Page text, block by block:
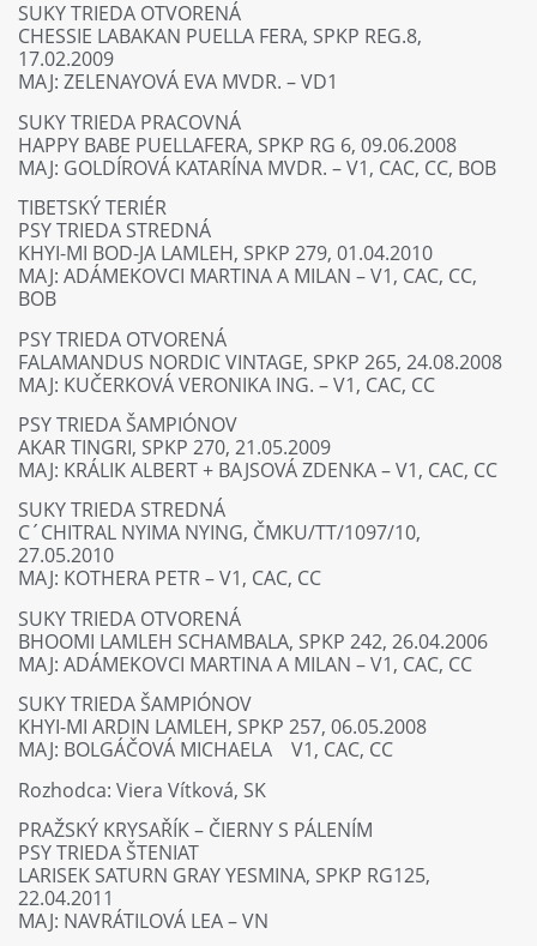
SUKY TRIEDA OTVORENÁ
CHESSIE LABAKAN PUELLA FERA, SPKP REG.8,
17.02.2009
MAJ: ZELENAYOVÁ EVA MVDR. – VD1
SUKY TRIEDA PRACOVNÁ
HAPPY BABE PUELLAFERA, SPKP RG 6, 09.06.2008
MAJ: GOLDÍROVÁ KATARÍNA MVDR. – V1, CAC, CC, BOB
TIBETSKÝ TERIÉR
PSY TRIEDA STREDNÁ
KHYI-MI BOD-JA LAMLEH, SPKP 279, 01.04.2010
MAJ: ADÁMEKOVCI MARTINA A MILAN – V1, CAC, CC,
BOB
PSY TRIEDA OTVORENÁ
FALAMANDUS NORDIC VINTAGE, SPKP 265, 24.08.2008
MAJ: KUČERKOVÁ VERONIKA ING. – V1, CAC, CC
PSY TRIEDA ŠAMPIÓNOV
AKAR TINGRI, SPKP 270, 21.05.2009
MAJ: KRÁLIK ALBERT + BAJSOVÁ ZDENKA – V1, CAC, CC
SUKY TRIEDA STREDNÁ
C´CHITRAL NYIMA NYING, ČMKU/TT/1097/10,
27.05.2010
MAJ: KOTHERA PETR – V1, CAC, CC
SUKY TRIEDA OTVORENÁ
BHOOMI LAMLEH SCHAMBALA, SPKP 242, 26.04.2006
MAJ: ADÁMEKOVCI MARTINA A MILAN – V1, CAC, CC
SUKY TRIEDA ŠAMPIÓNOV
KHYI-MI ARDIN LAMLEH, SPKP 257, 06.05.2008
MAJ: BOLGÁČOVÁ MICHAELA V1, CAC, CC
Rozhodca: Viera Vítková, SK
PRAŽSKÝ KRYSAŘÍK – ČIERNY S PÁLENÍM
PSY TRIEDA ŠTENIAT
LARISEK SATURN GRAY YESMINA, SPKP RG125,
22.04.2011
MAJ: NAVRÁTILOVÁ LEA – VN